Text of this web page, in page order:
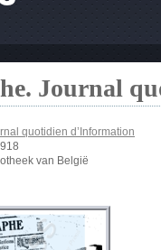
Journal
quotidien d’Information
van België